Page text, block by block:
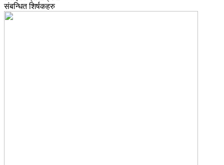
संबन्धित शिर्षकहरु